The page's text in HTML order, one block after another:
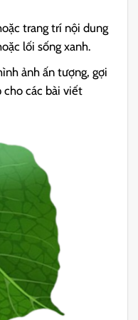
trang trí nội dung
lối sống xanh.
ảnh ấn tượng, gợi
cho các bài viết